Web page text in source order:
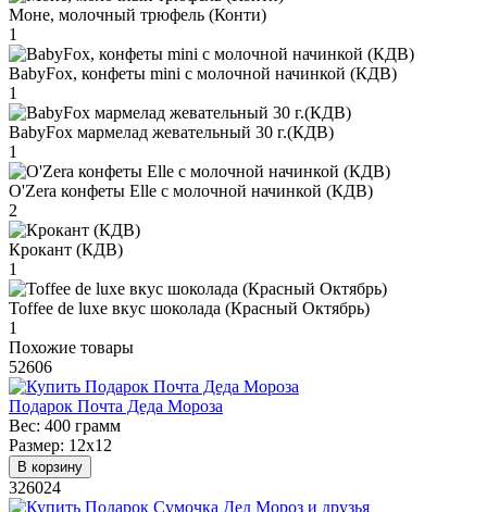
Моне, молочный трюфель (Конти)
1
BabyFox, конфеты mini c молочной начинкой (КДВ)
1
BabyFox мармелад жевательный 30 г.(КДВ)
1
O'Zera конфеты Elle с молочной начинкой (КДВ)
2
Крокант (КДВ)
1
Toffee de luxe вкус шоколада (Красный Октябрь)
1
Похожие товары
52606
Подарок Почта Деда Мороза
Вес: 400 грамм
Размер: 12х12
В корзину
326024